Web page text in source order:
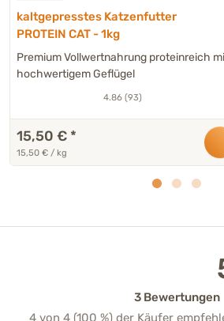
kaltgepresstes Katzenfutter
PROTEIN CAT - 1kg
Premium Vollwertnahrung proteinreich
hochwertigem Geflügel
4.86 (93)
15,50 € *
15,50 € / kg
3 Bewertungen
4 von 4 (100 %) der Käufer